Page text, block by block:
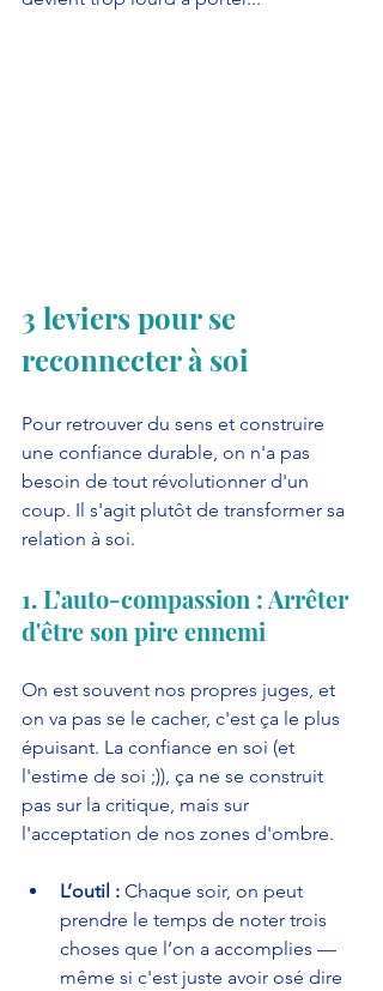
3 leviers pour se
reconnecter à soi
Pour retrouver du sens et construire
une confiance durable, on n'a pas
besoin de tout révolutionner d'un
coup. Il s'agit plutôt de transformer sa
relation à soi.
1. L’auto-compassion : Arrêter
d'être son pire ennemi
On est souvent nos propres juges, et
on va pas se le cacher, c'est ça le plus
épuisant. La confiance en soi (et
l'estime de soi ;)), ça ne se construit
pas sur la critique, mais sur
l'acceptation de nos zones d'ombre.
L’outil : Chaque soir, on peut
prendre le temps de noter trois
choses que l’on a accomplies —
même si c'est juste avoir osé dire